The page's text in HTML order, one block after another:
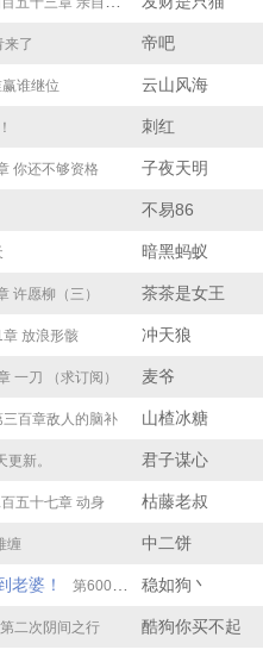
来了 帝吧
谁继位 云山风海
刺红
你还不够资格 子夜天明
不易86
暗黑蚂蚁
许愿柳（三） 茶茶是女王
放浪形骸 冲天狼
一刀 （求订阅） 麦爷
三百章敌人的脑补 山楂冰糖
新。 君子谋心
五十七章 动身 枯藤老叔
缠 中二饼
老婆！ 第600章 怎么可能！ 稳如狗丶
二次阴间之行 酷狗你买不起